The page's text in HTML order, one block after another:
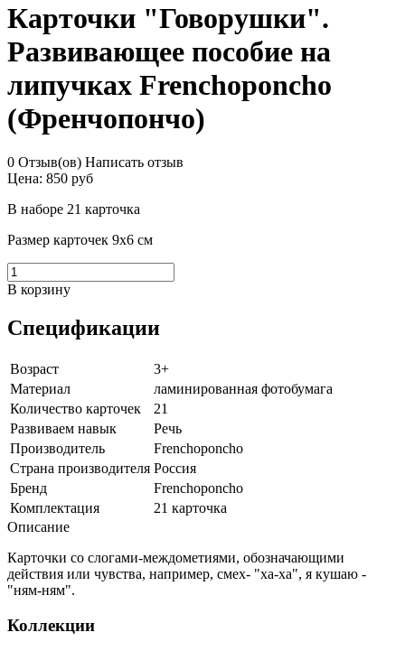
Карточки "Говорушки".
Развивающее пособие на
липучках Frenchoponcho
(Френчопончо)
0 Отзыв(ов) Написать отзыв
Цена: 850 руб
В наборе 21 карточка
Размер карточек 9х6 см
В корзину
Спецификации
Возраст
3+
Материал
ламинированная фотобумага
Количество карточек
21
Развиваем навык
Речь
Производитель
Frenchoponcho
Страна производителя Россия
Бренд
Frenchoponcho
Комплектация
21 карточка
Описание
Карточки со слогами-междометиями, обозначающими
действия или чувства, например, смех- "ха-ха", я кушаю -
"ням-ням".
Коллекции